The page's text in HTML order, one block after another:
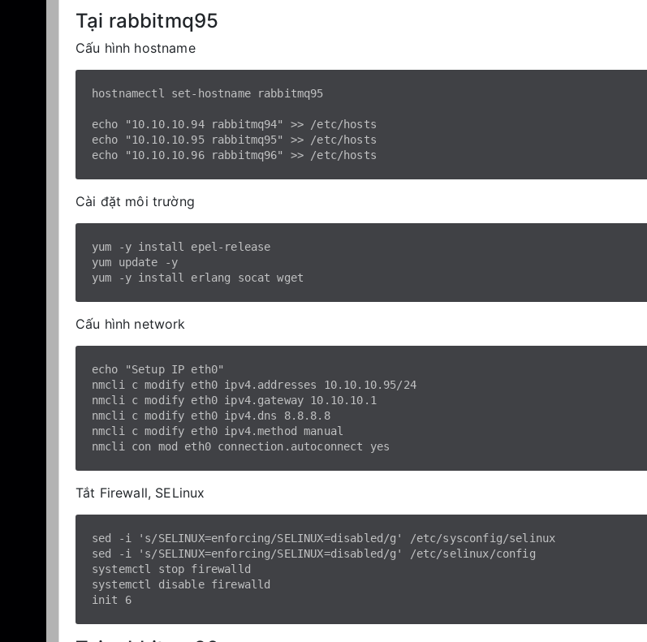
Tại rabbitmq95
Cấu hình hostname
hostnamectl set-hostname rabbitmq95
echo "10.10.10.94 rabbitmq94" >> /etc/hosts
echo "10.10.10.95 rabbitmq95" >> /etc/hosts
Cài đặt môi trường
yum -y install epel-release
yum update -y
Cấu hình network
echo "Setup IP eth0"
nmcli c modify eth0 ipv4.addresses 10.10.10.95/24
nmcli c modify eth0 ipv4.gateway 10.10.10.1
nmcli c modify eth0 ipv4.dns 8.8.8.8
nmcli c modify eth0 ipv4.method manual
Tắt Firewall, SELinux
sed -i 's/SELINUX=enforcing/SELINUX=disabled/g' /etc/sysconfig/selinux
sed -i 's/SELINUX=enforcing/SELINUX=disabled/g' /etc/selinux/config
systemctl stop firewalld
systemctl disable firewalld
init 6